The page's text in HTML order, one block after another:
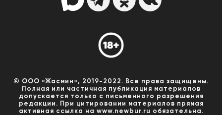
© ООО «Жасмин», 2019-2022. Все права защищены.
Полная или частичная публикация материалов
допускается только с письменного разрешения
редакции. При цитировании материалов прямая
активная ссылка на www.newbur.ru обязательна.